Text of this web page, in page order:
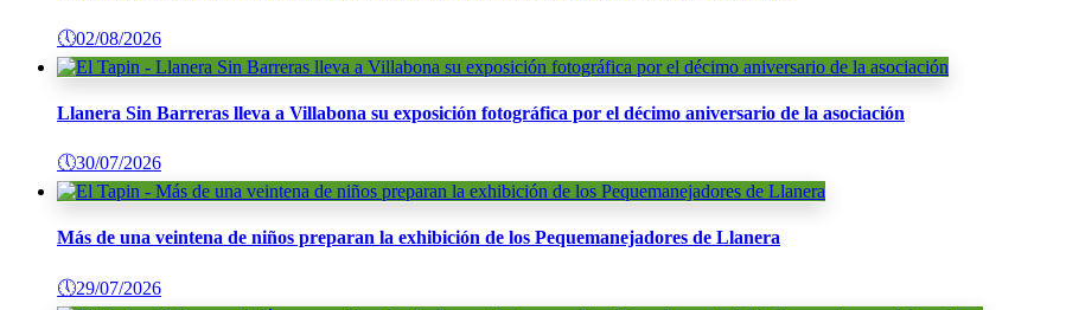
🕔02/08/2026
Llanera Sin Barreras lleva a Villabona su exposición fotográfica por el décimo aniversario de la asociación
🕔30/07/2026
Más de una veintena de niños preparan la exhibición de los Pequemanejadores de Llanera
🕔29/07/2026